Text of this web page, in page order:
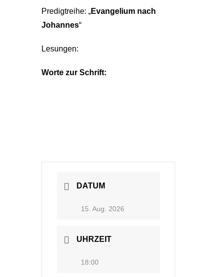
Predigtreihe: „Evangelium nach
Johannes“
Lesungen:
Worte zur Schrift:
DATUM
15. Aug. 2026
UHRZEIT
18:00